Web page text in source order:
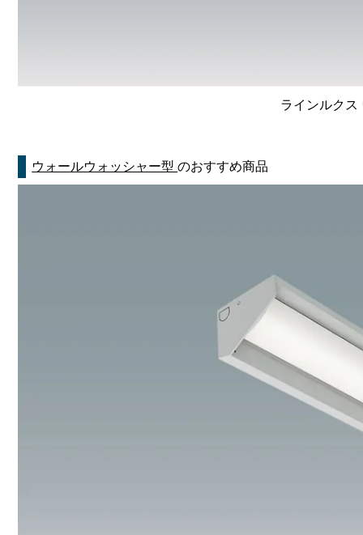
ラインルクス
ウォールウォッシャー型のおすすめ商品